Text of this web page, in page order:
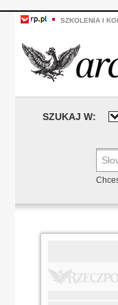
SZKOLENIA I
SZUKAJ W: